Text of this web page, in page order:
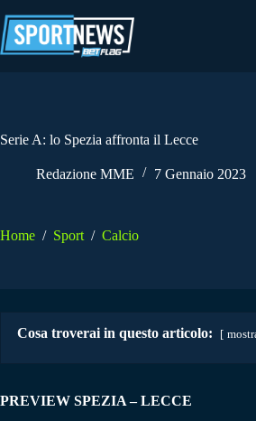
al
contenuto
Serie A: lo Spezia affronta il Lecce
Redazione MME 7 Gennaio 2023
Home / Sport / Calcio
Cosa troverai in questo articolo:
PREVIEW SPEZIA – LECCE